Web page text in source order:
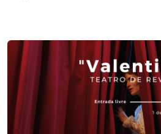
transportará para uma
serão interpretadas
Árias e Duetos de Ópera da